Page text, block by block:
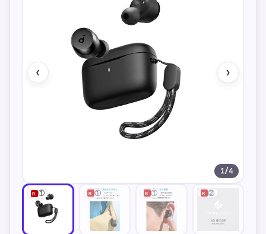
‹ ›
1/4
R ① R ① R ① R ②